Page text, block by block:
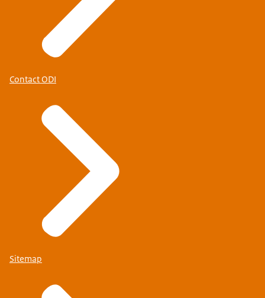
Contact ODI
Sitemap